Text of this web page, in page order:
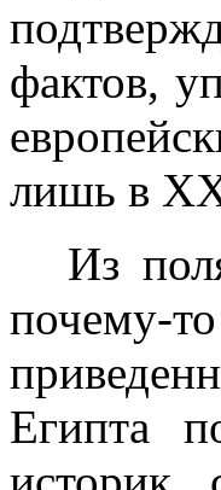
фактов,
лишь в
Из
почему-
Египта